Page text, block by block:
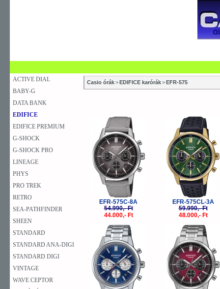
ACTIVE DIAL
BABY-G
DATA BANK
EDIFICE
EDIFICE PREMIUM
G-SHOCK
G-SHOCK PRO
LINEAGE
PHYS
PRO TREK
RETRO
SEA-PATHFINDER
SHEEN
STANDARD
STANDARD ANA-DIGI
STANDARD DIGI
VINTAGE
WAVE CEPTOR
Casio órák>EDIFICE karórák>EFR-575
EFR-575C-8A
54.990,- Ft
44.000,- Ft
EFR-575CL-3A
59.990,- Ft
48.000,- Ft